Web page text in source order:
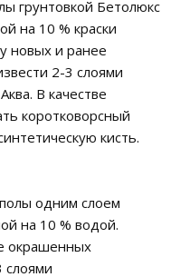
грунтовкой Бетолюкс
на 10 % краски
новых и ранее
2-3 слоями
В качестве
коротковорсный
кисть.
одним слоем
на 10 % водой.
окрашенных
слоями